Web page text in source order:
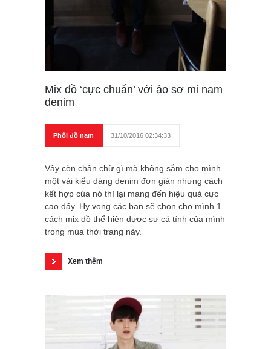
Mix đồ ‘cực chuẩn’ với áo sơ mi nam
denim
Phối đồ nam 31/10/2016 02:34:33
Vậy còn chần chừ gì mà không sắm cho mình
một vài kiểu dáng denim đơn giản nhưng cách
kết hợp của nó thì lại mang đến hiệu quả cực
cao đấy. Hy vọng các bạn sẽ chọn cho mình 1
cách mix đồ thể hiện được sự cá tính của mình
trong mùa thời trang này.
Xem thêm